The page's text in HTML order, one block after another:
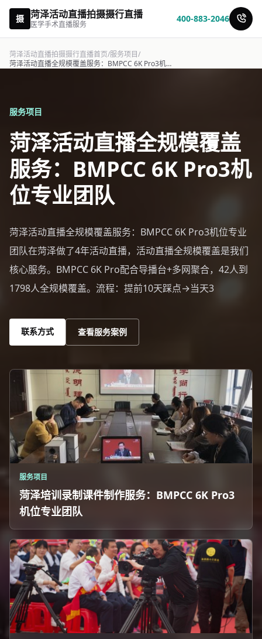
摄 菏泽活动直播拍摄摄行直播
医学手术直播服务
400-883-2046
菏泽活动直播拍摄摄行直播首页/服务项目/
菏泽活动直播全规模覆盖服务：BMPCC 6K Pro3机位专业团队-摄行直播
服务项目
菏泽活动直播全规模覆盖
服务：BMPCC 6K Pro3机
位专业团队
菏泽活动直播全规模覆盖服务：BMPCC 6K Pro3机位专业
团队在菏泽做了4年活动直播，活动直播全规模覆盖是我们
核心服务。BMPCC 6K Pro配合导播台+多网聚合，42人到
1798人全规模覆盖。流程：提前10天踩点→当天3
联系方式 查看服务案例
服务项目
菏泽培训录制课件制作服务：BMPCC 6K Pro3
机位专业团队